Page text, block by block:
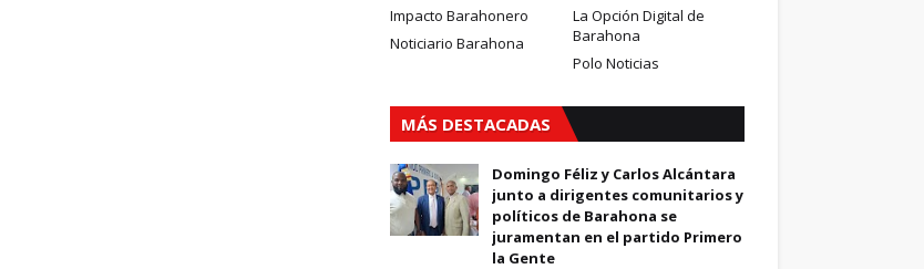
Impacto Barahonero
La Opción Digital de
Barahona
Noticiario Barahona
Polo Noticias
MÁS DESTACADAS
Domingo Féliz y Carlos Alcántara
junto a dirigentes comunitarios y
políticos de Barahona se
juramentan en el partido Primero
la Gente